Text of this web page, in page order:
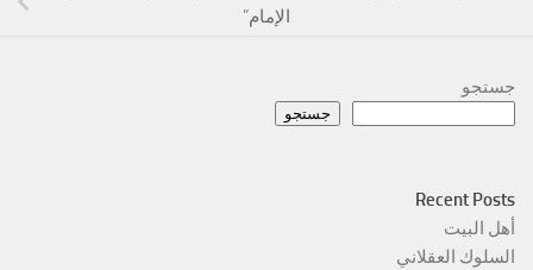
الإمام”
جستجو
جستجو
Recent Posts
أهل البيت
السلوك العقلاني